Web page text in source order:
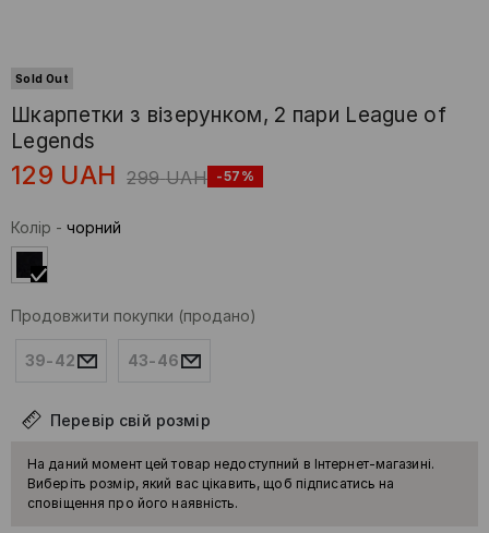
Sold Out
Шкарпетки з візерунком, 2 пари League of
Legends
129 UAH 299 UAH -57%
Колір - чорний
Продовжити покупки (продано)
39-42 43-46
Перевір свій розмір
На даний момент цей товар недоступний в Інтернет-магазині.
Виберіть розмір, який вас цікавить, щоб підписатись на
сповіщення про його наявність.